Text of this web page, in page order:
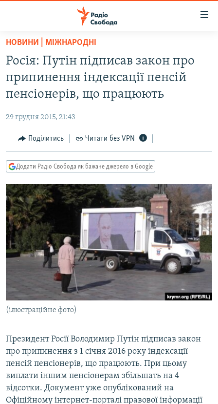
Перейти
основного
матеріалу
Перейти
до
основної
навігації
Перейти
до
пошуку
ВСЕ ЗА ДОБУ
СТАТТІ
ЕКОНОМІКА
СУСПІЛЬСТВО
УКРАЇНА
СВІТ
РОСІЙСЬКА «ФІЛЬТРАЦІЯ»
ДОНБАС.РЕАЛІЇ
ТИ ЯК?
СХЕМИ
КИТАЙ.ВИКЛИКИ
МУЛЬТИМЕДІА
ФОТО
СПЕЦПРОЄКТИ
КРИМ РЕАЛІЇ
УКР
КТАТ
НОВИНИ | МІЖНАРОДНІ
Росія: Путін підписав закон про
припинення індексації пенсій
пенсіонерів, що працюють
29 грудня 2015, 21:43
Поділитись Читати без VPN
Додати Радіо Свобода як бажане джерело в Google
(ілюстраційне фото)
Президент Росії Володимир Путін підписав закон
про припинення з 1 січня 2016 року індексації
пенсій пенсіонерів, що працюють. При цьому
виплати іншим пенсіонерам збільшать на 4
відсотки. Документ уже опублікований на
Офіційному інтернет-порталі правової інформації